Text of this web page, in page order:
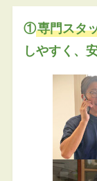
①専門スタ
しやすく、安